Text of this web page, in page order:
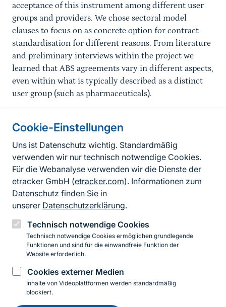
Cookie-Einstellungen
Uns ist Datenschutz wichtig. Standardmäßig
verwenden wir nur technisch notwendige Cookies.
Für die Webanalyse verwenden wir die Dienste der
etracker GmbH (etracker.com). Informationen zum
Datenschutz finden Sie in
unserer Datenschutzerklärung.
Technisch notwendige Cookies
Technisch notwendige Cookies ermöglichen grundlegende
Funktionen und sind für die einwandfreie Funktion der
Website erforderlich.
Cookies externer Medien
Inhalte von Videoplattformen werden standardmäßig
blockiert.
acceptance of this instrument among different user
groups and providers. We chose sectoral model
clauses to focus on as concrete option for contract
standardisation for different reasons. From literature
and preliminary interviews within the project we
learned that ABS agreements vary in different aspects,
even within what is typically described as a distinct
user group (such as pharmaceuticals).
Informationen zur Seite
FußzeileKontakt zum BfN
Kontaktformular
Erklärung zur Barrierefreiheit
Impressum
Datenschutz
InstagramFacebookYouTubeLinkedIn